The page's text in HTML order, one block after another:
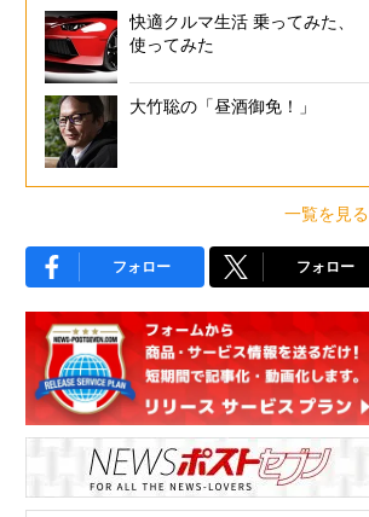
快適クルマ生活 乗ってみた、
使ってみた
大竹聡の「昼酒御免！」
一覧を見る
フォロー フォロー